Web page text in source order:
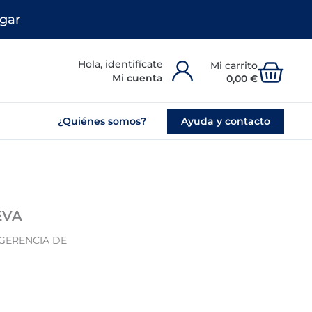
Mi cuenta 0,00 €
¿Quiénes somos? Ayuda y contacto
DE